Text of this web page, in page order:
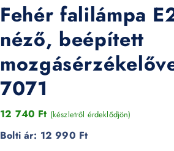
Fehér falilámpa
néző, beépített
7071
12 740 Ft (készletről érdeklődjön)
Bolti ár: 12 990 Ft